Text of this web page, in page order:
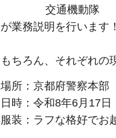
交通機動隊
が業務説明を行います！
もちろん、それぞれの
場所：京都府警察本
日時：令和8年6月17
服装：ラフな格好でお